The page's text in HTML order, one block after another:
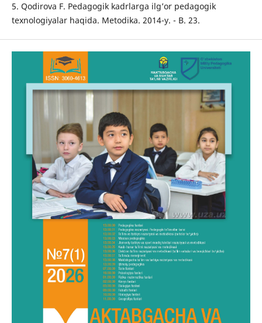
5. Qodirova F. Pedagogik kadrlarga ilg’or pedagogik
texnologiyalar haqida. Metodika. 2014-y. - B. 23.